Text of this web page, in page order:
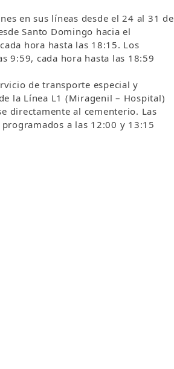
en sus líneas desde el 24 al 31 de
Santo Domingo hacia el
hora hasta las 18:15. Los
9:59, cada hora hasta las 18:59
de transporte especial y
la Línea L1 (Miragenil – Hospital)
directamente al cementerio. Las
a las 12:00 y 13:15